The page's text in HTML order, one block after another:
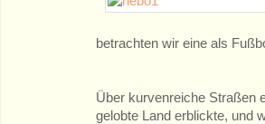
betrachten wir eine als
Über kurvenreiche Straßen
gelobte Land erblickte, und